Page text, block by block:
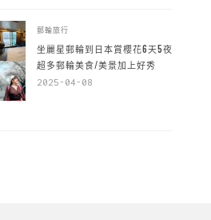
郵輪旅行
坐麗星郵輪到日本賞櫻花6天5夜，
超多郵輪美食/美景加上好秀
2025-04-08